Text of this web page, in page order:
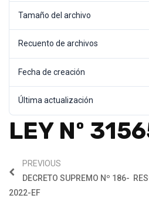
Tamaño del archivo
Recuento de archivos
Fecha de creación
Última actualización
LEY Nº
PREVIOUS
DECRETO SUPREMO Nº 186-
2022-EF